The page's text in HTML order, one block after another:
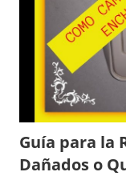
Guía para la
Dañados o